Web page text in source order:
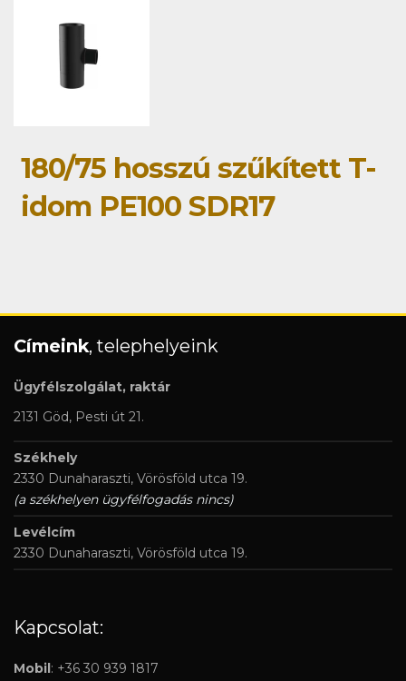
180/75 hosszú szűkített T-
idom PE100 SDR17
Címeink, telephelyeink
Ügyfélszolgálat, raktár
2131 Göd, Pesti út 21.
Székhely
2330 Dunaharaszti, Vörösföld utca 19.
(a székhelyen ügyfélfogadás nincs)
Levélcím
2330 Dunaharaszti, Vörösföld utca 19.
Kapcsolat:
Mobil: +36 30 939 1817